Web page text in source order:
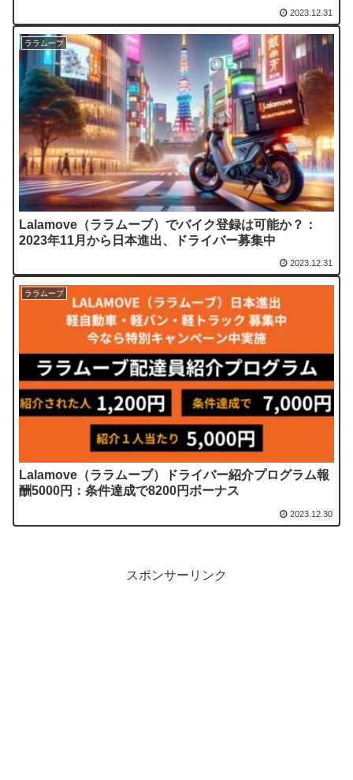
2023.12.31
ララムーブ
Lalamove（ララムーブ）でバイク登録は可能か？：
2023年11月から日本進出、ドライバー募集中
2023.12.31
ララムーブ
Lalamove（ララムーブ）ドライバー紹介プログラム報
酬5000円：条件達成で8200円ボーナス
2023.12.30
スポンサーリンク